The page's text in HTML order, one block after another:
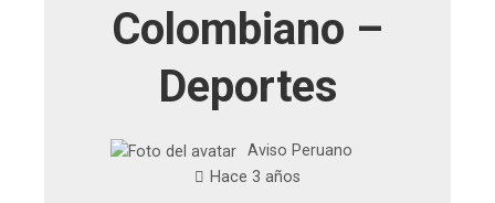
Colombiano –
Deportes
Aviso Peruano
Hace 3 años